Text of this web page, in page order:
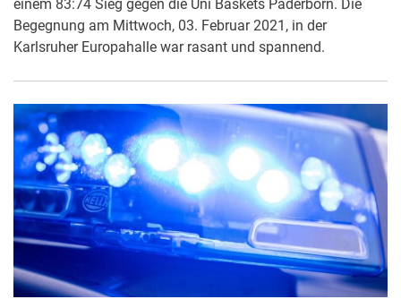
einem 83:74 Sieg gegen die Uni Baskets Paderborn. Die
Begegnung am Mittwoch, 03. Februar 2021, in der
Karlsruher Europahalle war rasant und spannend.